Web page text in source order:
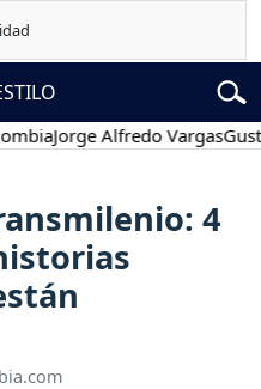
Jorge Alfredo VargasGustavo
4